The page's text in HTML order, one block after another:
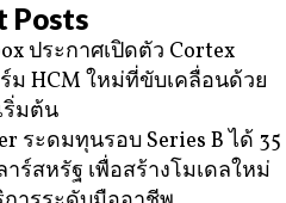
Posts
ประกาศเปิดตัว Cortex
HCM ใหม่ที่ขับเคลื่อนด้วย
ริ่มต้น
ระดมทุนรอบ Series B ได้ 35
ร์สหรัฐ เพื่อสร้างโมเดลใหม่